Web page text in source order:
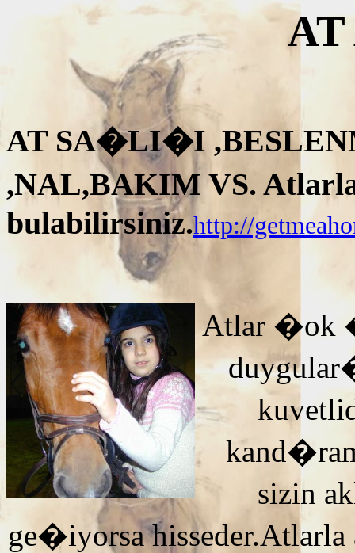
AT SA�LI�I
,NAL,BAKIM VS.
bulabilirsiniz.http://
Atlar �ok
sizin
ge�iyorsa